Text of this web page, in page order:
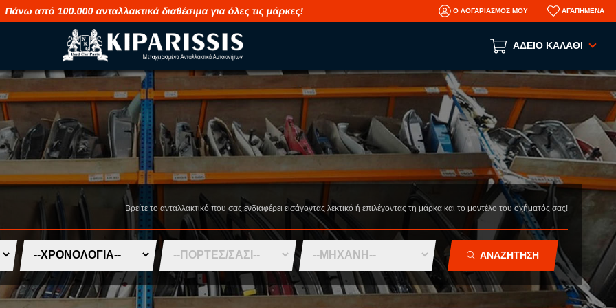
Πάνω από 100.000 ανταλλακτικά διαθέσιμα για όλες τις μάρκες! Ο ΛΟΓΑΡΙΑΣΜΟΣ ΜΟΥ ΑΓΑΠΗΜΕΝΑ
ΑΔΕΙΟ ΚΑΛΑΘΙ
Το καλάθι αγορών είναι άδειο!
M
MAHINDRA
MASERATI
MERCEDES
MG
MINI
S
SAAB
SHUANGHUAN
SKODA
SMART
SSANGYONG
ΑΝΑ ΕΙΔΟΣ
ΑΞΕΣΟΥΑΡ
ΦΑΝΟΠΟΙΕΙΑ
AFTERMARKET ΑΝΤΑΛΛΑΚΤΙΚΑ
ΤΡΑΚΑΡΙΣΜΕΝΑ ΑΥΤΟΚΙΝΗΤΑ
ΜΕΤΑΧΕΙΡΙΣΜΕΝΑ ΑΥΤΟΚΙΝΗΤΑ
ΠΛΗΡΟΦΟΡΙΕΣ
Βρείτε το ανταλλακτικό που σας ενδιαφέρει εισάγοντας λεκτικό ή επιλέγοντας τη μάρκα και το μοντέλο του οχήματός σας!
ΑΝΑΖΗΤΗΣΗ